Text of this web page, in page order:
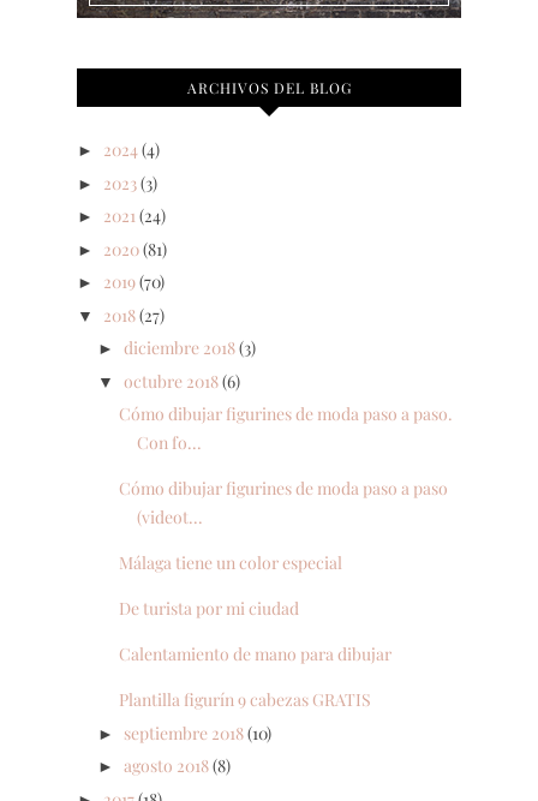
ARCHIVOS DEL BLOG
► 2024(4)
► 2023(3)
► 2021(24)
► 2020(81)
► 2019(70)
▼ 2018(27)
► diciembre 2018(3)
▼ octubre 2018(6)
Cómo dibujar figurines de moda paso a paso.
Con fo...
Cómo dibujar figurines de moda paso a paso
(videot...
Málaga tiene un color especial
De turista por mi ciudad
Calentamiento de mano para dibujar
Plantilla figurín 9 cabezas GRATIS
► septiembre 2018(10)
► agosto 2018(8)